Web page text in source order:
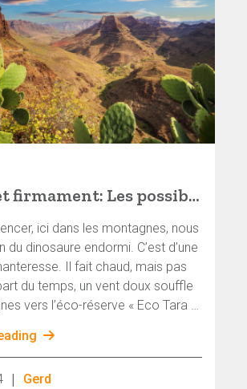
Roches et firmament: Les possibilités d’une île, partie 2
ici dans les montagnes, nous
du dinosaure endormi. C’est d’une
Il fait chaud, mais pas
du temps, un vent doux souffle
vers l’éco-réserve « Eco Tara ».
| Gerd